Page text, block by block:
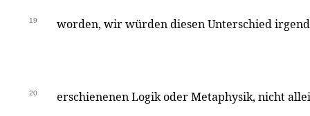
19 worden, wir würden diesen Unterschied
20 erschienenen Logik oder Metaphysik, nicht